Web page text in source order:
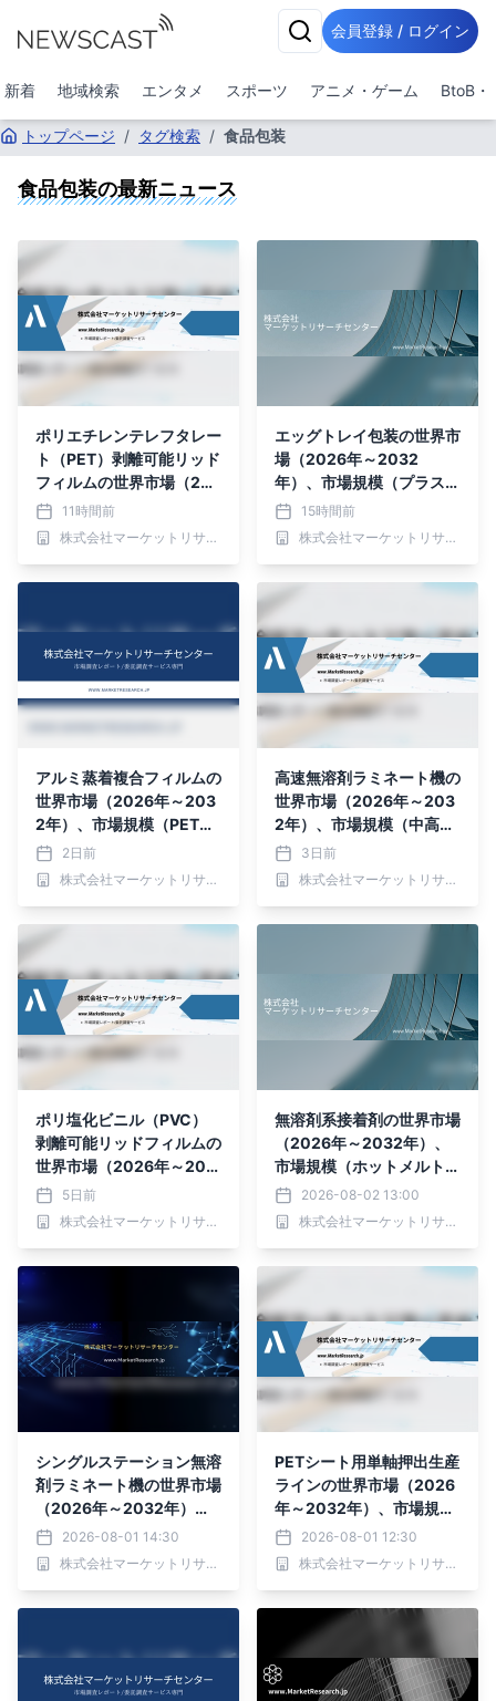
会員登録 / ログイン
新着 地域検索 エンタメ スポーツ アニメ・ゲーム BtoB・
トップページ / タグ検索 / 食品包装
食品包装の最新ニュース
ポリエチレンテレフタレー
ト（PET）剥離可能リッド
フィルムの世界市場（202
6年～2032年）、市場規
模（ヒートシールタイプ、
コールドシールタイプ、粘
11時間前
株式会社マーケットリサーチセンター
エッグトレイ包装の世界市
場（2026年～2032
年）、市場規模（プラスチ
ック、成形繊維）・分析レ
ポートを発表
15時間前
株式会社マーケットリサーチセンター
アルミ蒸着複合フィルムの
世界市場（2026年～203
2年）、市場規模（PET複
合フィルム、PE複合フィ
ルム、CPP複合フィル
ム、その他）・分析レポー
2日前
株式会社マーケットリサーチセンター
高速無溶剤ラミネート機の
世界市場（2026年～203
2年）、市場規模（中高速
（400メートル/分以
下）、超高速（400メー
トル/分以上））・分析レ
3日前
株式会社マーケットリサーチセンター
ポリ塩化ビニル（PVC）
剥離可能リッドフィルムの
世界市場（2026年～203
2年）、市場規模（ヒート
シールタイプ、コールドシ
ールタイプ、粘着タイ
5日前
株式会社マーケットリサーチセンター
無溶剤系接着剤の世界市場
（2026年～2032年）、
市場規模（ホットメルト接
着剤、感圧接着剤（PS
A）、その他）・分析レポ
ートを発表
2026-08-02 13:00
株式会社マーケットリサーチセンター
シングルステーション無溶
剤ラミネート機の世界市場
（2026年～2032年）、
市場規模（300m/min、3
50m/min、その他）・分
析レポートを発表
2026-08-01 14:30
株式会社マーケットリサーチセンター
PETシート用単軸押出生産
ラインの世界市場（2026
年～2032年）、市場規模
（単層ライン、多層共押出
ライン、バリアシートライ
ン）・分析レポートを発表
2026-08-01 12:30
株式会社マーケットリサーチセンター